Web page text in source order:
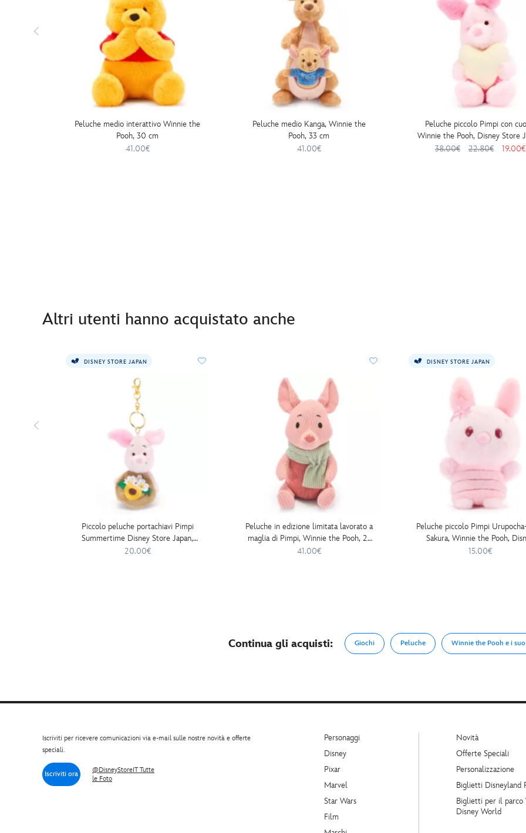
Peluche medio interattivo Winnie the
Pooh, 30 cm
41.00€
Peluche medio Kanga, Winnie the
Pooh, 33 cm
41.00€
Peluche piccolo Pimpi con
Winnie the Pooh, Disney Store
16 cm
38.00€ 22.80€ 19.00€
Altri utenti hanno acquistato anche
DISNEY STORE JAPAN
Piccolo peluche portachiavi Pimpi
Summertime Disney Store Japan,
Winnie the Pooh, 12 cm
20.00€
Peluche in edizione limitata lavorato a
maglia di Pimpi, Winnie the Pooh, 21
cm
41.00€
DISNEY STORE JAPAN
Peluche piccolo Pimpi
Sakura, Winnie the Pooh,
Store Japan, 11 cm
15.00€
Continua gli acquisti: Giochi Peluche Winnie the Pooh e i
Iscriviti per ricevere comunicazioni via e-mail sulle nostre novità e offerte
speciali.
Iscriviti ora
@DisneyStoreIT Tutte
le Foto
Personaggi
Disney
Pixar
Marvel
Star Wars
Film
Novità
Offerte Speciali
Personalizzazione
Biglietti Disneyland
Biglietti per il parco
Disney World